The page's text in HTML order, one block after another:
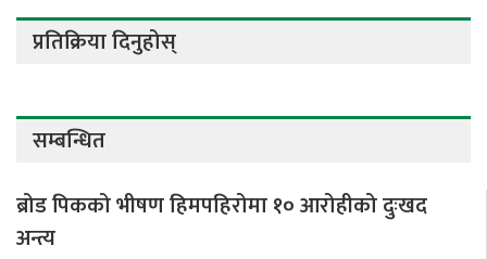
प्रतिक्रिया दिनुहोस्
सम्बन्धित
ब्रोड पिकको भीषण हिमपहिरोमा १० आरोहीको दुःखद
अन्त्य